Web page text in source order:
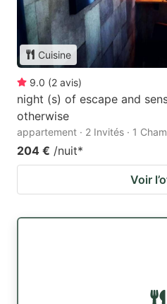
Cuisine
9.0 (2 avis)
night (s) of escape and
otherwise
appartement · 2 Invités · 1
204 € /nuit*
Voir